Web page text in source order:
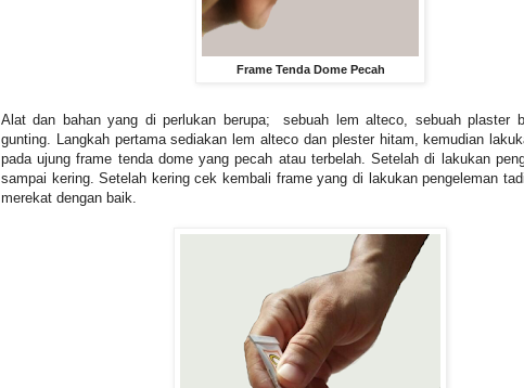
Frame Tenda Dome Pecah
Alat dan bahan yang di perlukan berupa; sebuah lem alteco, sebuah plaster
gunting. Langkah pertama sediakan lem alteco dan plester hitam, kemudian
pada ujung frame tenda dome yang pecah atau terbelah. Setelah di lakukan
sampai kering. Setelah kering cek kembali frame yang di lakukan pengeleman
merekat dengan baik.